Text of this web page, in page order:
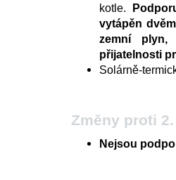
kotle.
vytápěn
zemní plyn,
přijatelnosti
Solárně-
Změny proti
Nejsou